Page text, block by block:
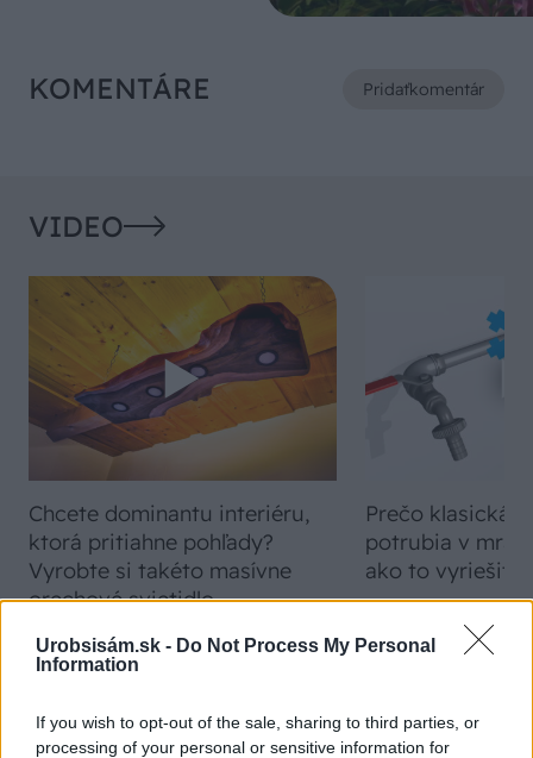
Urobsisám.sk - Do Not Process My Personal
Information
If you wish to opt-out of the sale, sharing to third parties, or
processing of your personal or sensitive information for
KOMENTÁRE Pridaťkomentár
VIDEO
Chcete dominantu interiéru,
ktorá pritiahne pohľady?
Vyrobte si takéto masívne
orechové svietidlo
Prečo klasická
potrubia v
ako to vyriešiť